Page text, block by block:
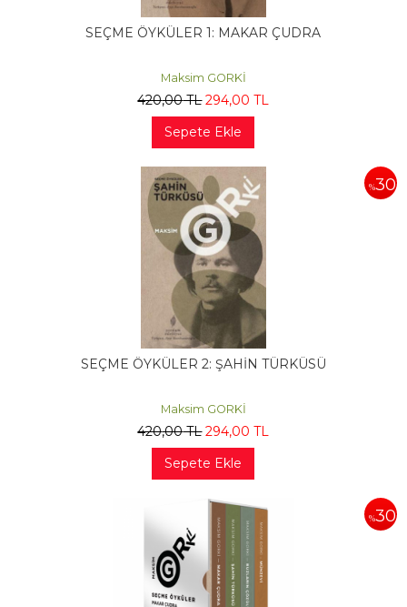
SEÇME ÖYKÜLER 1: MAKAR ÇUDRA
Maksim GORKİ
420,00TL 294,00 TL
Sepete Ekle
%30
SEÇME ÖYKÜLER 2: ŞAHİN TÜRKÜSÜ
Maksim GORKİ
420,00TL 294,00 TL
Sepete Ekle
%30